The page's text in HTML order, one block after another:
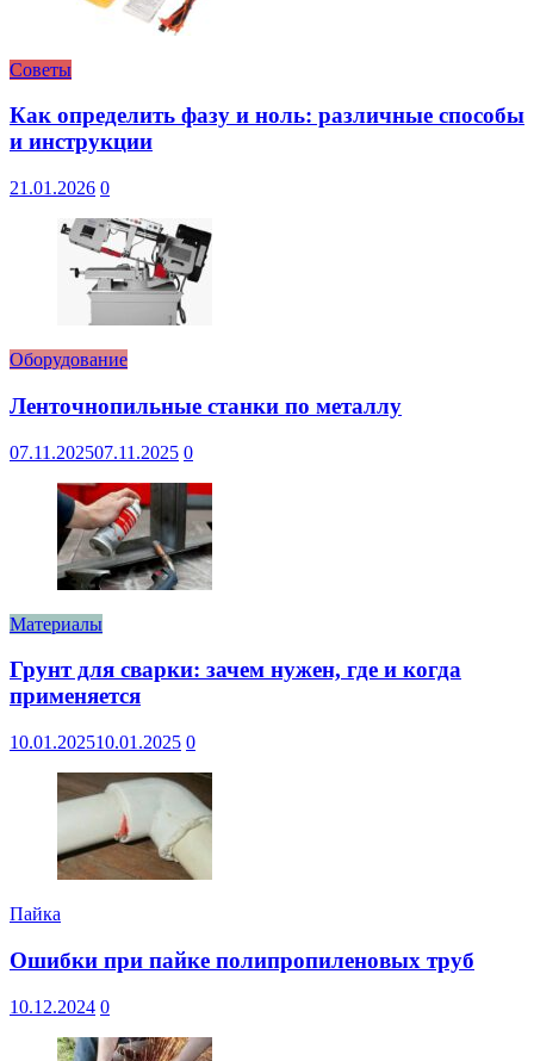
Советы
Как определить фазу и ноль: различные способы
и инструкции
21.01.2026 0
Оборудование
Ленточнопильные станки по металлу
07.11.202507.11.2025 0
Материалы
Грунт для сварки: зачем нужен, где и когда
применяется
10.01.202510.01.2025 0
Пайка
Ошибки при пайке полипропиленовых труб
10.12.2024 0